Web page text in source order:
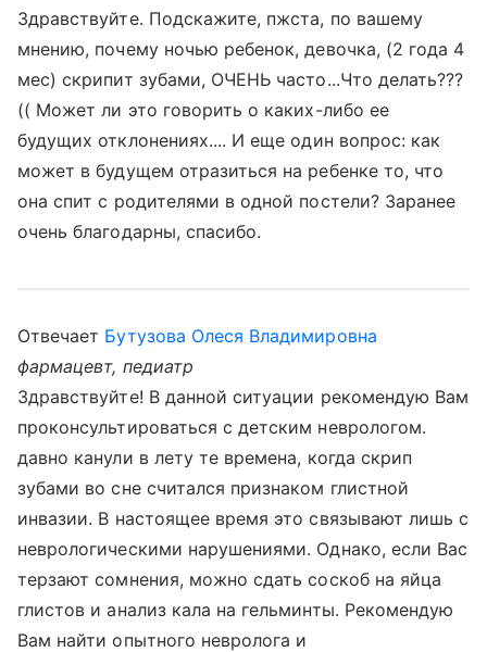
Здравствуйте. Подскажите, пжста, по вашему
мнению, почему ночью ребенок, девочка, (2 года 4
мес) скрипит зубами, ОЧЕНЬ часто...Что делать???
(( Может ли это говорить о каких-либо ее
будущих отклонениях.... И еще один вопрос: как
может в будущем отразиться на ребенке то, что
она спит с родителями в одной постели? Заранее
очень благодарны, спасибо.
Отвечает Бутузова Олеся Владимировна
фармацевт, педиатр
Здравствуйте! В данной ситуации рекомендую Вам
проконсультироваться с детским неврологом.
давно канули в лету те времена, когда скрип
зубами во сне считался признаком глистной
инвазии. В настоящее время это связывают лишь с
неврологическими нарушениями. Однако, если Вас
терзают сомнения, можно сдать соскоб на яйца
глистов и анализ кала на гельминты. Рекомендую
Вам найти опытного невролога и